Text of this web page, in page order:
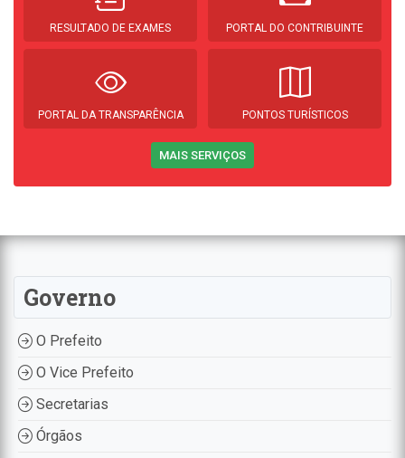
RESULTADO DE EXAMES PORTAL DO CONTRIBUINTE
PORTAL DA TRANSPARÊNCIA PONTOS TURÍSTICOS
MAIS SERVIÇOS
Governo
O Prefeito
O Vice Prefeito
Secretarias
Órgãos